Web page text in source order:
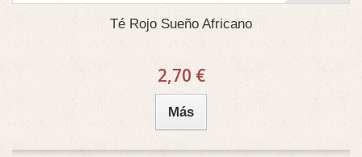
Té Rojo Sueño Africano
2,70 €
Más